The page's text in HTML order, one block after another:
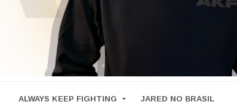
ALWAYS KEEP FIGHTING JARED NO BRASIL